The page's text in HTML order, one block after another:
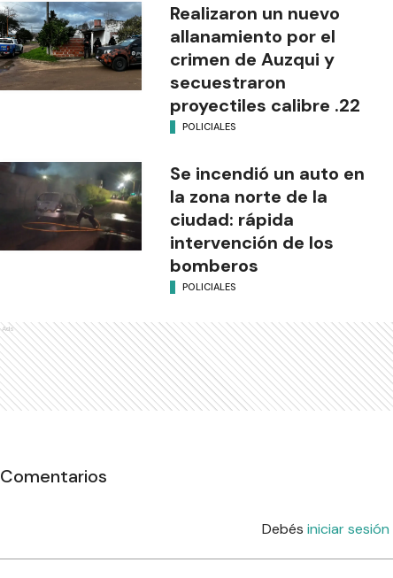
Realizaron un nuevo
allanamiento por el
crimen de Auzqui y
secuestraron
proyectiles calibre .22
POLICIALES
Se incendió un auto en
la zona norte de la
ciudad: rápida
intervención de los
bomberos
POLICIALES
Ads
Comentarios
Debés iniciar sesión